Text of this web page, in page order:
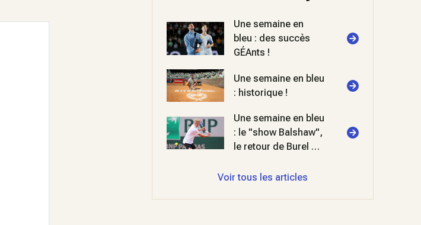
Une semaine en
bleu : des succès
GÉAnts !
Une semaine en bleu
: historique !
Une semaine en bleu
: le "show Balshaw",
le retour de Burel et
padel
Voir tous les articles